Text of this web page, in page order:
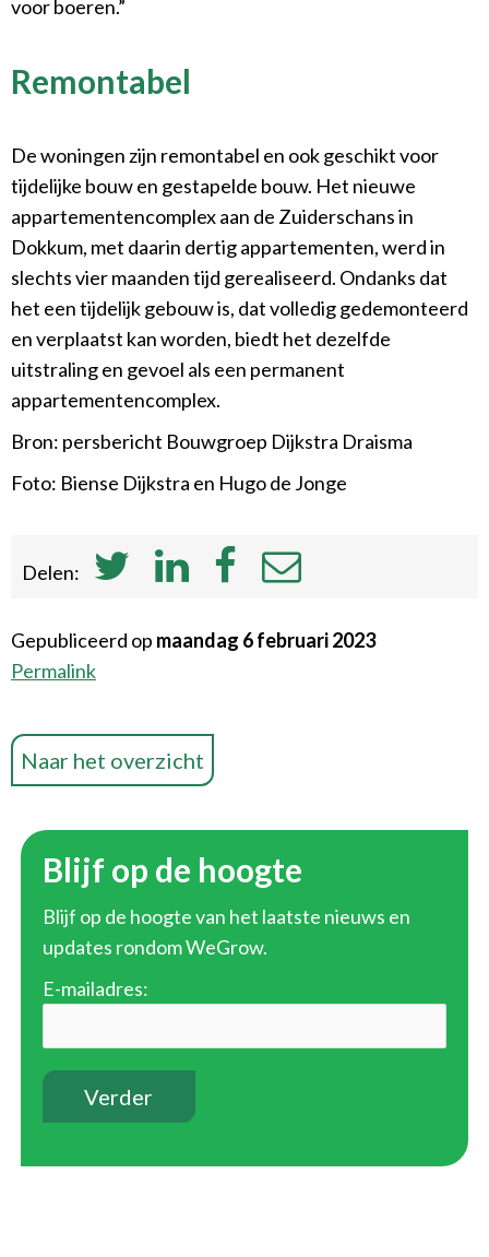
voor boeren.”
Remontabel
De woningen zijn remontabel en ook geschikt voor
tijdelijke bouw en gestapelde bouw. Het nieuwe
appartementencomplex aan de Zuiderschans in
Dokkum, met daarin dertig appartementen, werd in
slechts vier maanden tijd gerealiseerd. Ondanks dat
het een tijdelijk gebouw is, dat volledig gedemonteerd
en verplaatst kan worden, biedt het dezelfde
uitstraling en gevoel als een permanent
appartementencomplex.
Bron: persbericht Bouwgroep Dijkstra Draisma
Foto: Biense Dijkstra en Hugo de Jonge
Delen:
Gepubliceerd op maandag 6 februari 2023
Permalink
Naar het overzicht
Blijf op de hoogte
Blijf op de hoogte van het laatste nieuws en
updates rondom WeGrow.
E-mailadres: